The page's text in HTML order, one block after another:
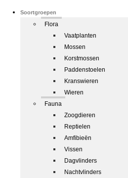
Soortgroepen
Flora
Vaatplanten
Mossen
Korstmossen
Paddenstoelen
Kranswieren
Wieren
Fauna
Zoogdieren
Reptielen
Amfibieën
Vissen
Dagvlinders
Nachtvlinders